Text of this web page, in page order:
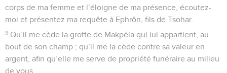
corps de ma femme et l’éloigne de ma présence, écoutez-
moi et présentez ma requête à Ephrôn, fils de Tsohar.
9 Qu’il me cède la grotte de Makpéla qui lui appartient, au
bout de son champ ; qu’il me la cède contre sa valeur en
argent, afin qu’elle me serve de propriété funéraire au milieu
de vous.